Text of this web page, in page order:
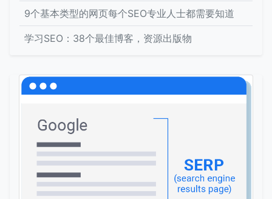
9个基本类型的网页每个SEO专业人士都需要知道
学习SEO：38个最佳博客，资源出版物